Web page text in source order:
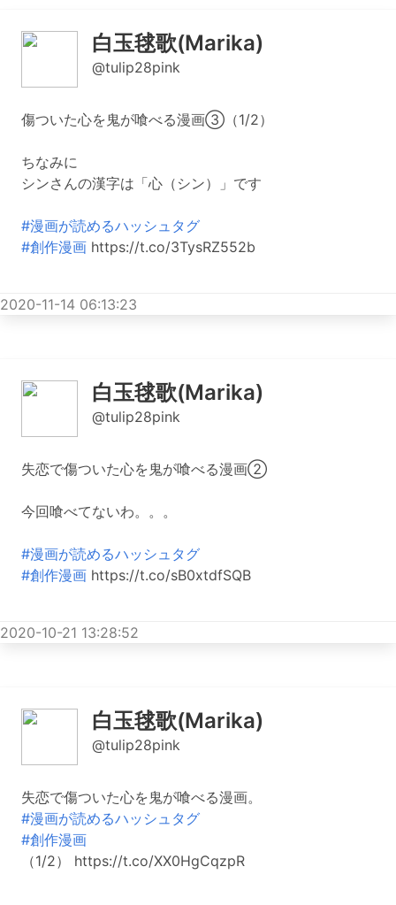
白玉毬歌(Marika)
@tulip28pink
傷ついた心を鬼が喰べる漫画③（1/2）
ちなみに
シンさんの漢字は「心（シン）」です
#漫画が読めるハッシュタグ
#創作漫画 https://t.co/3TysRZ552b
2020-11-14 06:13:23
白玉毬歌(Marika)
@tulip28pink
失恋で傷ついた心を鬼が喰べる漫画②
今回喰べてないわ。。。
#漫画が読めるハッシュタグ
#創作漫画 https://t.co/sB0xtdfSQB
2020-10-21 13:28:52
白玉毬歌(Marika)
@tulip28pink
失恋で傷ついた心を鬼が喰べる漫画。
#漫画が読めるハッシュタグ
#創作漫画
（1/2） https://t.co/XX0HgCqzpR